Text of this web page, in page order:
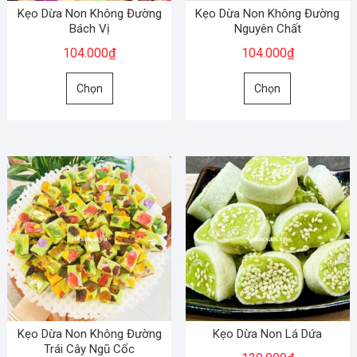
trên
sản
chọn
trên
sản
Kẹo Dừa Non Không Đường
Bách Vị
104.000₫
Chọn
Sản
nhiều
biến
thể.
Các
tùy
chọn
có
thể
được
chọn
trên
Kẹo Dừa Non Không Đường
Nguyên Chất
104.000₫
Chọn
nhiều
biến
thể.
Các
tùy
chọn
có
thể
được
chọn
Kẹo Dừa Non Không Đường
Trái Cây Ngũ Cốc
Kẹo Dừa Non Lá Dứa